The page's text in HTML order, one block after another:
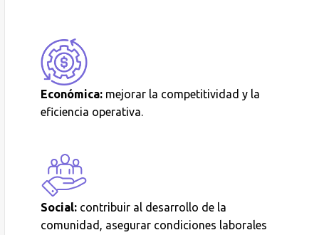
Económica: mejorar la competitividad y la
eficiencia operativa.
Social: contribuir al desarrollo de la
comunidad, asegurar condiciones laborales